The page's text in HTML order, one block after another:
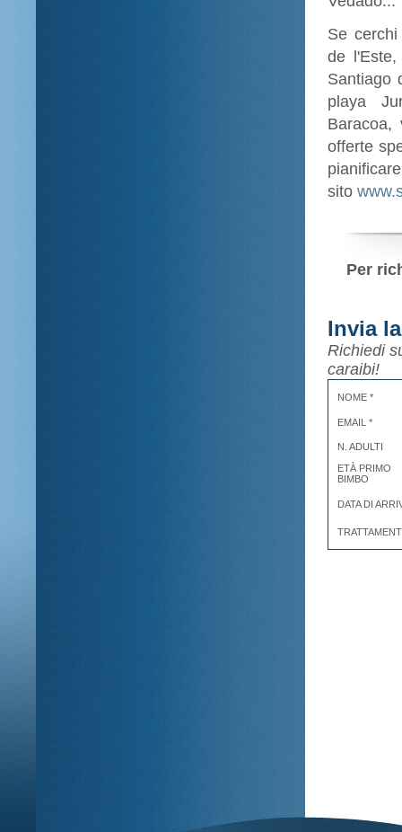
Se
de l'Este,
Santiago
playa
Baracoa,
offerte
sito
Per
Invia
Richiedi
caraibi!
NOME *
EMAIL *
N. ADULTI
ETÀ PRIMO
BIMBO
DATA DI